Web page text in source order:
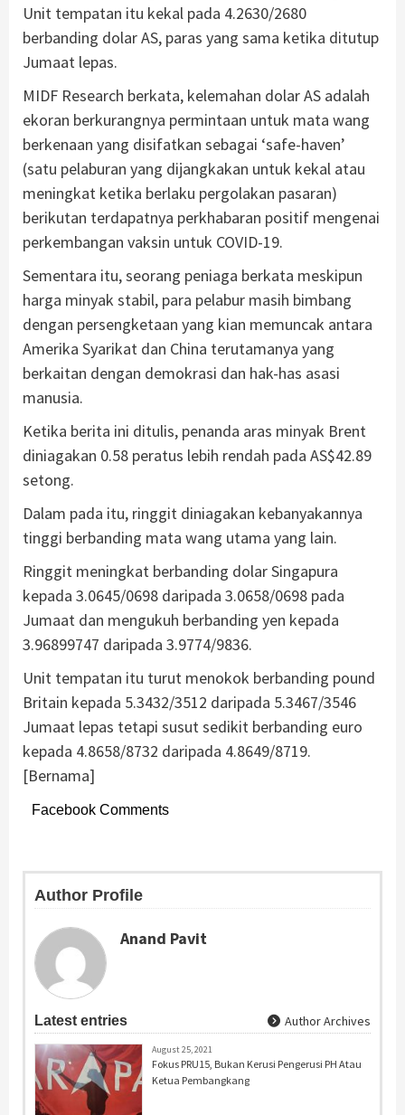
Unit tempatan itu kekal pada 4.2630/2680
berbanding dolar AS, paras yang sama ketika ditutup
Jumaat lepas.
MIDF Research berkata, kelemahan dolar AS adalah
ekoran berkurangnya permintaan untuk mata wang
berkenaan yang disifatkan sebagai ‘safe-haven’
(satu pelaburan yang dijangkakan untuk kekal atau
meningkat ketika berlaku pergolakan pasaran)
berikutan terdapatnya perkhabaran positif mengenai
perkembangan vaksin untuk COVID-19.
Sementara itu, seorang peniaga berkata meskipun
harga minyak stabil, para pelabur masih bimbang
dengan persengketaan yang kian memuncak antara
Amerika Syarikat dan China terutamanya yang
berkaitan dengan demokrasi dan hak-has asasi
manusia.
Ketika berita ini ditulis, penanda aras minyak Brent
diniagakan 0.58 peratus lebih rendah pada AS$42.89
setong.
Dalam pada itu, ringgit diniagakan kebanyakannya
tinggi berbanding mata wang utama yang lain.
Ringgit meningkat berbanding dolar Singapura
kepada 3.0645/0698 daripada 3.0658/0698 pada
Jumaat dan mengukuh berbanding yen kepada
3.96899747 daripada 3.9774/9836.
Unit tempatan itu turut menokok berbanding pound
Britain kepada 5.3432/3512 daripada 5.3467/3546
Jumaat lepas tetapi susut sedikit berbanding euro
kepada 4.8658/8732 daripada 4.8649/8719.
[Bernama]
Facebook Comments
Author Profile
Anand Pavit
Latest entries Author Archives
August 25, 2021
Fokus PRU15, Bukan Kerusi Pengerusi PH Atau
Ketua Pembangkang